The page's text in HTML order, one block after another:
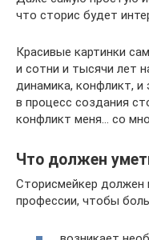
что сторис будет
Красивые картинки
и сотни и тысячи лет
динамика, конфликт, и
в процесс создания
конфликт меня… со
Что должен
Сторисмейкер должен
профессии, чтобы